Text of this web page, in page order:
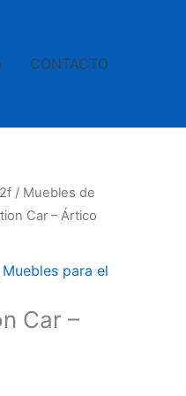
CONTACTO
/ Muebles de
Car – Ártico
Muebles para el
Car –